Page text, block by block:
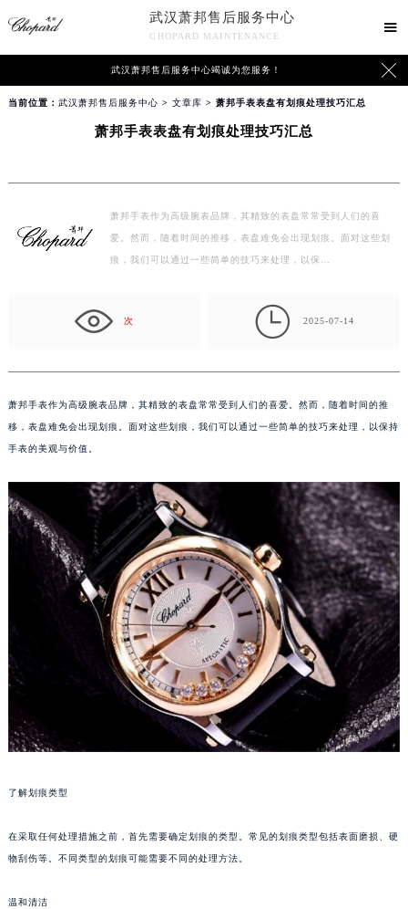
武汉萧邦售后服务中心
CHOPARD MAINTENANCE

武汉萧邦售后服务中心竭诚为您服务！ 
当前位置： 武汉萧邦售后服务中心 > 文章库 > 萧邦手表表盘有划痕处理技巧汇总
萧邦手表表盘有划痕处理技巧汇总
萧邦手表作为高级腕表品牌，其精致的表盘常常受到人们的喜
爱。然而，随着时间的推移，表盘难免会出现划痕。面对这些划
痕，我们可以通过一些简单的技巧来处理，以保…
次  2025-07-14
萧邦手表作为高级腕表品牌，其精致的表盘常常受到人们的喜爱。然而，随着时间的推
移，表盘难免会出现划痕。面对这些划痕，我们可以通过一些简单的技巧来处理，以保持
手表的美观与价值。
了解划痕类型
在采取任何处理措施之前，首先需要确定划痕的类型。常见的划痕类型包括表面磨损、硬
物刮伤等。不同类型的划痕可能需要不同的处理方法。
温和清洁